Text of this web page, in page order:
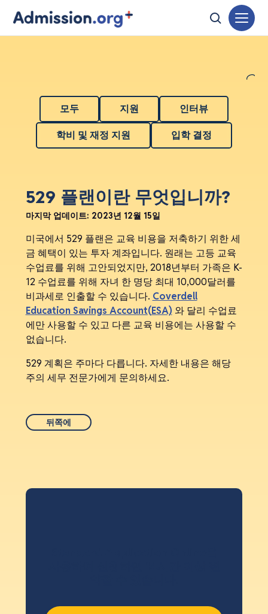
모두 지원 인터뷰
학비 및 재정 지원 입학 결정
529 플랜이란 무엇입니까?
마지막 업데이트: 2023년 12월 15일
미국에서 529 플랜은 교육 비용을 저축하기 위한 세
금 혜택이 있는 투자 계좌입니다. 원래는 고등 교육
수업료를 위해 고안되었지만, 2018년부터 가족은 K-
12 수업료를 위해 자녀 한 명당 최대 10,000달러를
비과세로 인출할 수 있습니다. Coverdell
Education Savings Account(ESA) 와 달리 수업료
에만 사용할 수 있고 다른 교육 비용에는 사용할 수
없습니다.
529 계획은 주마다 다릅니다. 자세한 내용은 해당
주의 세무 전문가에게 문의하세요.
뒤쪽에